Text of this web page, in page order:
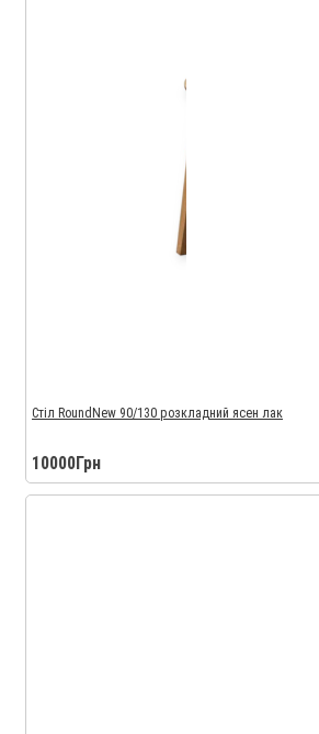
Стіл RoundNew 90/130 розкладний ясен лак
10000Грн